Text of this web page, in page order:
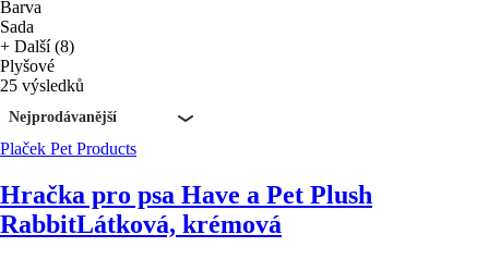
Barva
Sada
+ Další (8)
Plyšové
25 výsledků
Nejprodávanější
Plaček Pet Products
Hračka pro psa Have a Pet Plush
RabbitLátková, krémová